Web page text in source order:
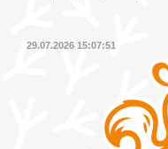
29.07.2026 15:07:51